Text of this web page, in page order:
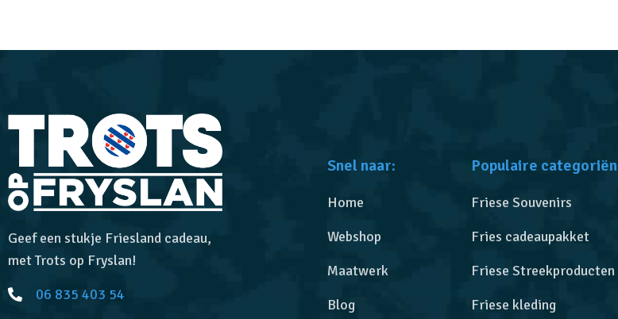
Geef een stukje Friesland cadeau,
met Trots op Fryslan!
06 835 403 54
Snel naar:
Home
Webshop
Maatwerk
Blog
Populaire categoriën
Friese Souvenirs
Fries cadeaupakket
Friese Streekproducten
Friese kleding